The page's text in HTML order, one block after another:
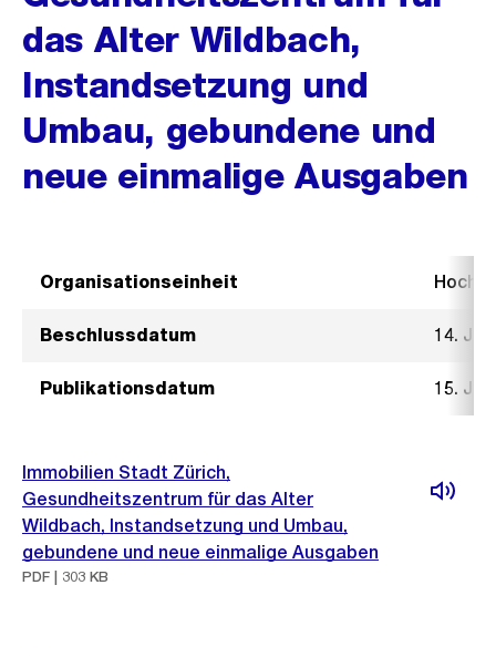
das Alter Wildbach,
Instandsetzung und
Umbau, gebundene und
neue einmalige Ausgaben
Organisationseinheit
Beschlussdatum 14.
Publikationsdatum 15.
Immobilien Stadt Zürich,
Gesundheitszentrum für das Alter
Wildbach, Instandsetzung und Umbau,
gebundene und neue einmalige Ausgaben
PDF | 303 KB